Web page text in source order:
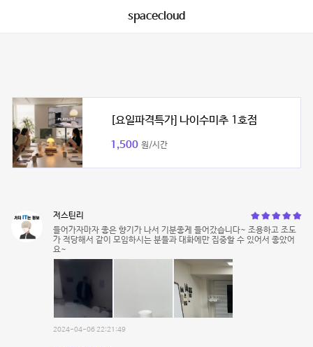
spacecloud
[요일파격특가] 나이수미추 1호점
1,500 원/시간
저스틴리
들어가자마자 좋은 향기가 나서 기분좋게 들어갔습니다~ 조용하고 조도
가 적당해서 같이 모임하시는 분들과 대화에만 집중할 수 있어서 좋았어
요~
2024-04-06 22:21:49